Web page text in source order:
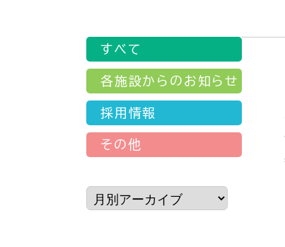
すべて
各施設からのお知らせ
採用情報
その他